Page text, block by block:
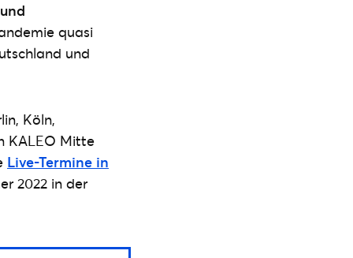
quasi
und
Köln,
KALEO Mitte
Live-Termine in
2022 in der